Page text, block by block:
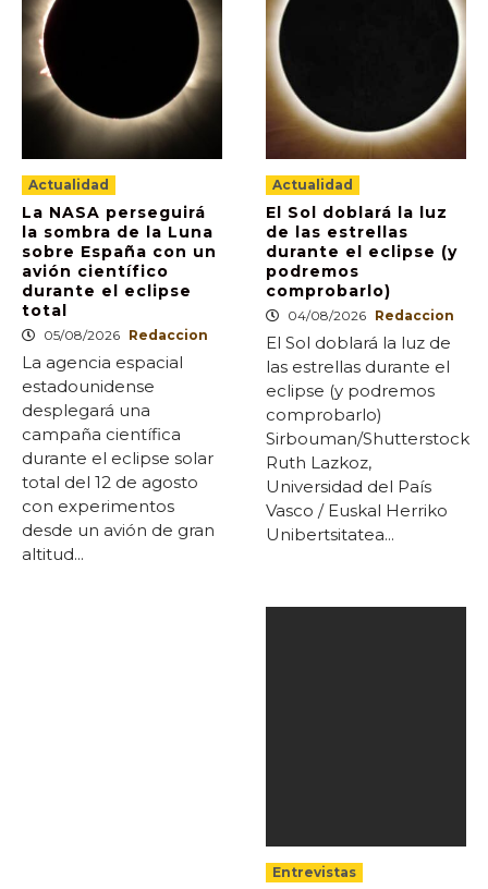
Actualidad
La NASA perseguirá
la sombra de la Luna
sobre España con un
avión científico
durante el eclipse
total
05/08/2026 Redaccion
La agencia espacial
estadounidense
desplegará una
campaña científica
durante el eclipse solar
total del 12 de agosto
con experimentos
desde un avión de gran
altitud...
Actualidad
El Sol doblará la luz
de las estrellas
durante el eclipse (y
podremos
comprobarlo)
04/08/2026 Redaccion
El Sol doblará la luz de
las estrellas durante el
eclipse (y podremos
comprobarlo)
Sirbouman/Shutterstock
Ruth Lazkoz,
Universidad del País
Vasco / Euskal Herriko
Unibertsitatea...
Entrevistas